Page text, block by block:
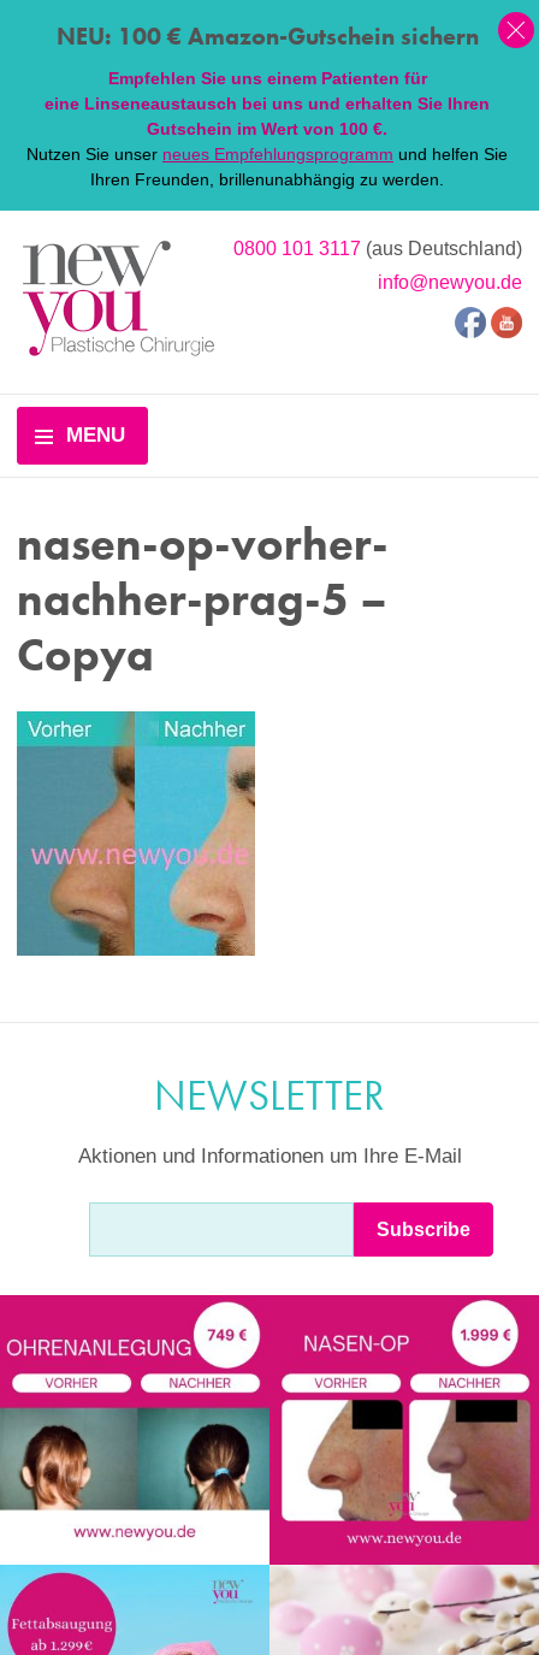
NEU: 100 € Amazon-Gutschein sichern
Empfehlen Sie uns einem Patienten für
eine Linseneaustausch bei uns und erhalten Sie Ihren
Gutschein im Wert von 100 €.
Nutzen Sie unser neues Empfehlungsprogramm und helfen Sie
Ihren Freunden, brillenunabhängig zu werden.
0800 101 3117 (aus Deutschland)
info@newyou.de
MENU
nasen-op-vorher-
nachher-prag-5 –
Copya
NEWSLETTER
Aktionen und Informationen um Ihre E-Mail